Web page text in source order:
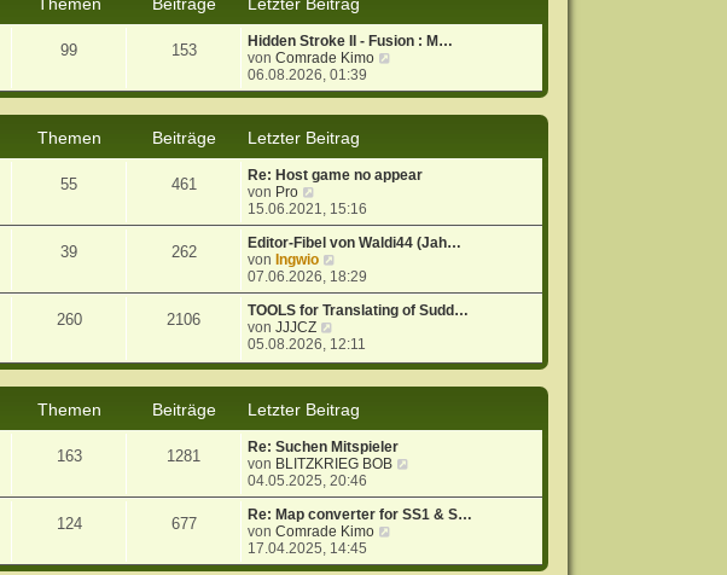
a
g
i
t
g
e
r
i
g
Themen Beiträge
Letzter Beitrag
99 153
Hidden Stroke II - Fusion : M…
vonComrade Kimo
u
e
r
i
t
g
06.08.2026, 01:39
Themen Beiträge
Letzter Beitrag
55 461
Re: Host game no appear
von Pro
e
u
e
s
t
e
r
B
e
i
a
g
15.06.2021, 15:16
39 262
Editor-Fibel von Waldi44 (Jah…
von Ingwio
e
u
e
t
e
e
i
t
r
a
g
07.06.2026, 18:29
260 2106
TOOLS for Translating of Sudd…
vonJJJCZ
e
u
t
e
r
B
e
i
t
r
a
g
05.08.2026, 12:11
Themen Beiträge
Letzter Beitrag
163 1281
Re: Suchen Mitspieler
von BLITZKRIEG BOB
u
e
e
04.05.2025, 20:46
124 677
Re: Map converter for SS1 & S…
vonComrade Kimo
u
17.04.2025, 14:45